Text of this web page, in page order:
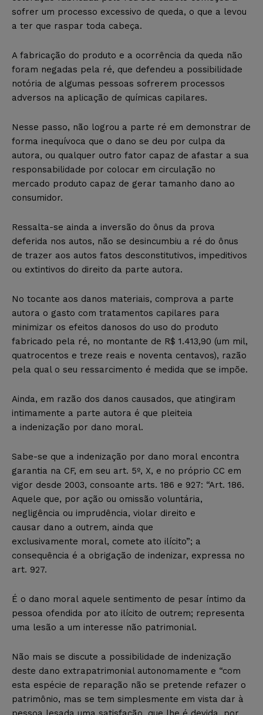
sofrer um processo excessivo de queda, o que a levou
a ter que raspar toda cabeça.
A fabricação do produto e a ocorrência da queda não
foram negadas pela ré, que defendeu a possibilidade
notória de algumas pessoas sofrerem processos
adversos na aplicação de químicas capilares.
Nesse passo, não logrou a parte ré em demonstrar de
forma inequívoca que o dano se deu por culpa da
autora, ou qualquer outro fator capaz de afastar a sua
responsabilidade por colocar em circulação no
mercado produto capaz de gerar tamanho dano ao
consumidor.
Ressalta-se ainda a inversão do ônus da prova
deferida nos autos, não se desincumbiu a ré do ônus
de trazer aos autos fatos desconstitutivos, impeditivos
ou extintivos do direito da parte autora.
No tocante aos danos materiais, comprova a parte
autora o gasto com tratamentos capilares para
minimizar os efeitos danosos do uso do produto
fabricado pela ré, no montante de R$ 1.413,90 (um mil,
quatrocentos e treze reais e noventa centavos), razão
pela qual o seu ressarcimento é medida que se impõe.
Ainda, em razão dos danos causados, que atingiram
intimamente a parte autora é que pleiteia
a indenização por dano moral.
Sabe-se que a indenização por dano moral encontra
garantia na CF, em seu art. 5º, X, e no próprio CC em
vigor desde 2003, consoante arts. 186 e 927: “Art. 186.
Aquele que, por ação ou omissão voluntária,
negligência ou imprudência, violar direito e
causar dano a outrem, ainda que
exclusivamente moral, comete ato ilícito”; a
consequência é a obrigação de indenizar, expressa no
art. 927.
É o dano moral aquele sentimento de pesar íntimo da
pessoa ofendida por ato ilícito de outrem; representa
uma lesão a um interesse não patrimonial.
Não mais se discute a possibilidade de indenização
deste dano extrapatrimonial autonomamente e “com
esta espécie de reparação não se pretende refazer o
patrimônio, mas se tem simplesmente em vista dar à